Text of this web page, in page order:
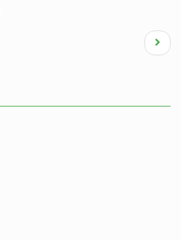
Next
page